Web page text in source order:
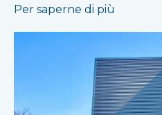
Per saperne di più